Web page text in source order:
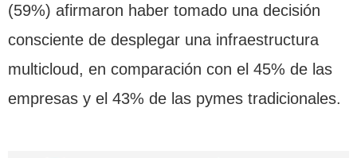
(59%) afirmaron haber tomado una decisión
consciente de desplegar una infraestructura
multicloud, en comparación con el 45% de las
empresas y el 43% de las pymes tradicionales.